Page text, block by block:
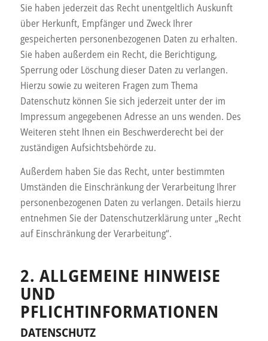
Sie haben jederzeit das Recht unentgeltlich Auskunft
über Herkunft, Empfänger und Zweck Ihrer
gespeicherten personenbezogenen Daten zu erhalten.
Sie haben außerdem ein Recht, die Berichtigung,
Sperrung oder Löschung dieser Daten zu verlangen.
Hierzu sowie zu weiteren Fragen zum Thema
Datenschutz können Sie sich jederzeit unter der im
Impressum angegebenen Adresse an uns wenden. Des
Weiteren steht Ihnen ein Beschwerderecht bei der
zuständigen Aufsichtsbehörde zu.
Außerdem haben Sie das Recht, unter bestimmten
Umständen die Einschränkung der Verarbeitung Ihrer
personenbezogenen Daten zu verlangen. Details hierzu
entnehmen Sie der Datenschutzerklärung unter „Recht
auf Einschränkung der Verarbeitung“.
2. ALLGEMEINE HINWEISE
UND
PFLICHTINFORMATIONEN
DATENSCHUTZ